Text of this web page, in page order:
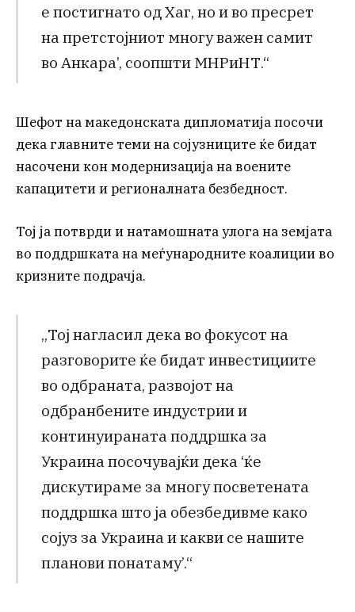
е постигнато од Хаг, но и во пресрет
на претстојниот многу важен самит
во Анкара’, соопшти МНРиНТ.“
Шефот на македонската дипломатија посочи
дека главните теми на сојузниците ќе бидат
насочени кон модернизација на воените
капацитети и регионалната безбедност.
Тој ја потврди и натамошната улога на земјата
во поддршката на меѓународните коалиции во
кризните подрачја.
„Тој нагласил дека во фокусот на
разговорите ќе бидат инвестициите
во одбраната, развојот на
одбранбените индустрии и
континуираната поддршка за
Украина посочувајќи дека ‘ќе
дискутираме за многу посветената
поддршка што ја обезбедивме како
сојуз за Украина и какви се нашите
планови понатаму’.“